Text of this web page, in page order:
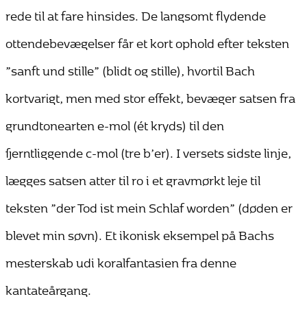
rede til at fare hinsides. De langsomt flydende
ottendebevægelser får et kort ophold efter teksten
”sanft und stille” (blidt og stille), hvortil Bach
kortvarigt, men med stor effekt, bevæger satsen fra
grundtonearten e-mol (ét kryds) til den
fjerntliggende c-mol (tre b’er). I versets sidste linje,
lægges satsen atter til ro i et gravmørkt leje til
teksten ”der Tod ist mein Schlaf worden” (døden er
blevet min søvn). Et ikonisk eksempel på Bachs
mesterskab udi koralfantasien fra denne
kantateårgang.